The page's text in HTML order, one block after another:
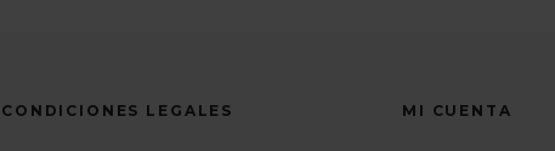
CONDICIONES LEGALES MI CUENTA